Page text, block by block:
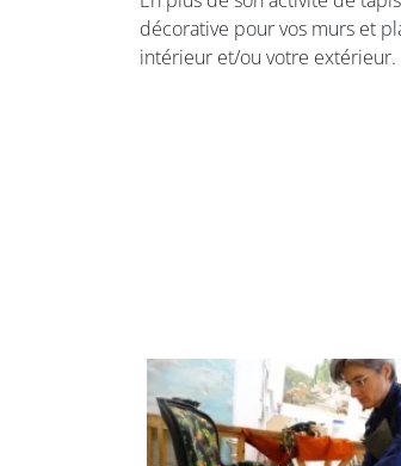
décorative pour vos murs et
intérieur et/ou votre extérieur.